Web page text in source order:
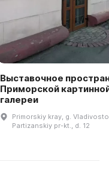
Выставочное
Приморской
галереи
Primorskiy kray, g.
Partizanskiy pr-kt., d. 12